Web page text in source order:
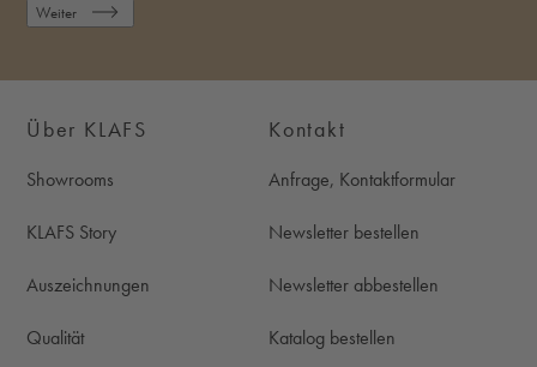
Weiter
Über KLAFS
Showrooms
KLAFS Story
Auszeichnungen
Qualität
Kontakt
Anfrage, Kontaktformular
Newsletter bestellen
Newsletter abbestellen
Katalog bestellen